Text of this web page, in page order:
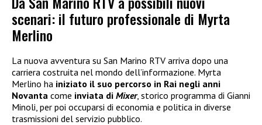
scenari: il futuro professionale di Myrta
Merlino
La nuova avventura su San Marino RTV arriva dopo una
carriera costruita nel mondo dell’informazione. Myrta
Merlino ha iniziato il suo percorso in Rai negli anni
Novanta come inviata di Mixer, storico programma di Gianni
Minoli, per poi occuparsi di economia e politica in diverse
trasmissioni del servizio pubblico.